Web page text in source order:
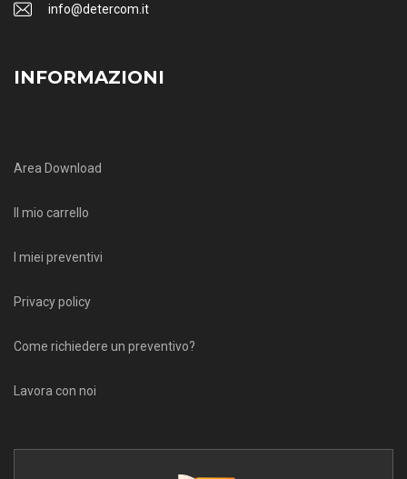
info@detercom.it
INFORMAZIONI
Area Download
Il mio carrello
I miei preventivi
Privacy policy
Come richiedere un preventivo?
Lavora con noi